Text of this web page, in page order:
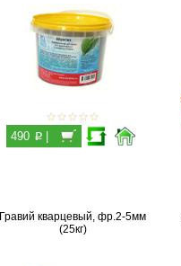
490 p
Гравий кварцевый, фр.2-5мм
(25кг)